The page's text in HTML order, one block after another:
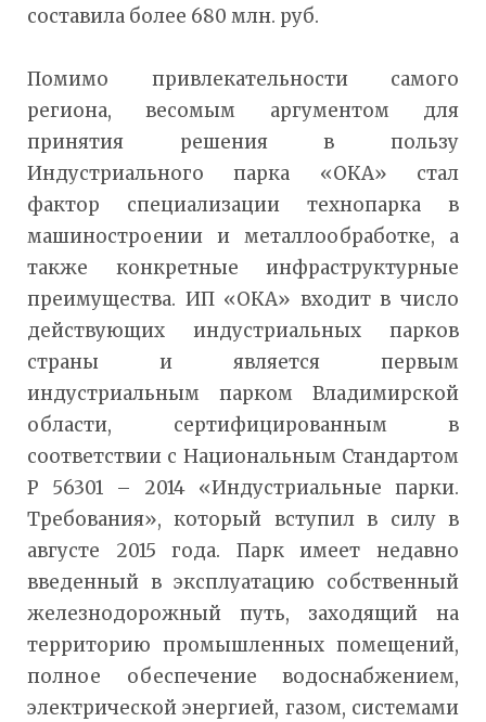
составила более 680 млн. руб.
Помимо привлекательности самого
региона, весомым аргументом для
принятия решения в пользу
Индустриального парка «ОКА» стал
фактор специализации технопарка в
машиностроении и металлообработке, а
также конкретные инфраструктурные
преимущества. ИП «ОКА» входит в число
действующих индустриальных парков
страны и является первым
индустриальным парком Владимирской
области, сертифицированным в
соответствии с Национальным Стандартом
Р 56301 – 2014 «Индустриальные парки.
Требования», который вступил в силу в
августе 2015 года. Парк имеет недавно
введенный в эксплуатацию собственный
железнодорожный путь, заходящий на
территорию промышленных помещений,
полное обеспечение водоснабжением,
электрической энергией, газом, системами